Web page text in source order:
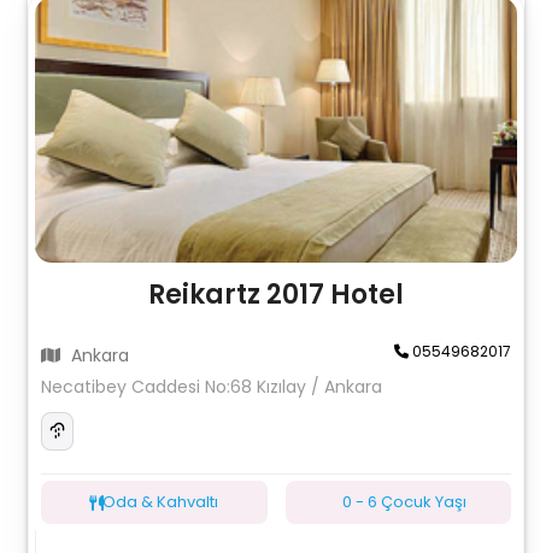
Reikartz 2017 Hotel
Ankara 05549682017
Necatibey Caddesi No:68 Kızılay / Ankara
Oda & Kahvaltı 0 - 6 Çocuk Yaşı